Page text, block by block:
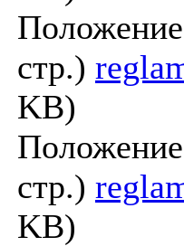
стр.)
KB)
стр.)
KB)